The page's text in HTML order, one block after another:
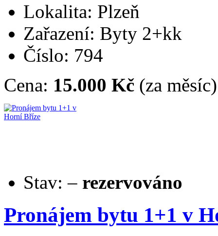
Lokalita: Plzeň
Zařazení: Byty 2+kk
Číslo: 794
Cena: 15.000 Kč (za měsíc)
Stav: – rezervováno
Pronájem bytu 1+1 v